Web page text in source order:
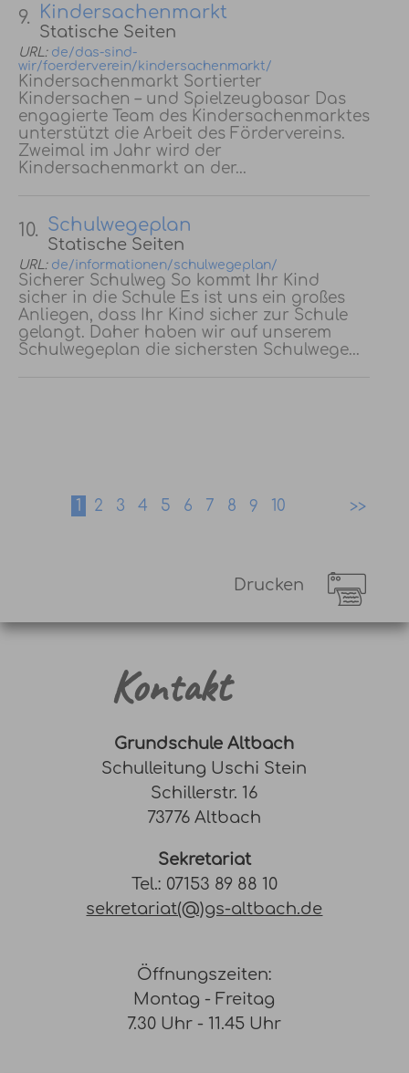
9. Kindersachenmarkt
Statische Seiten
URL: de/das-sind-
wir/foerderverein/kindersachenmarkt/
Kindersachenmarkt Sortierter
Kindersachen – und Spielzeugbasar Das
engagierte Team des Kindersachenmarktes
unterstützt die Arbeit des Fördervereins.
Zweimal im Jahr wird der
Kindersachenmarkt an der...
10. Schulwegeplan
Statische Seiten
URL: de/informationen/schulwegeplan/
Sicherer Schulweg So kommt Ihr Kind
sicher in die Schule Es ist uns ein großes
Anliegen, dass Ihr Kind sicher zur Schule
gelangt. Daher haben wir auf unserem
Schulwegeplan die sichersten Schulwege...
1 2 3 4 5 6 7 8 9 10
Drucken
Kontakt
Grundschule Altbach
Schulleitung Uschi Stein
Schillerstr. 16
73776 Altbach
Sekretariat
Tel.: 07153 89 88 10
sekretariat(@)gs-altbach.de
Öffnungszeiten:
Montag - Freitag
7.30 Uhr - 11.45 Uhr